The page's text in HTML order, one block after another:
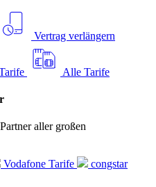
Vertrag verlängern
Alle Tarife
aller großen
Vodafone Tarife
congstar